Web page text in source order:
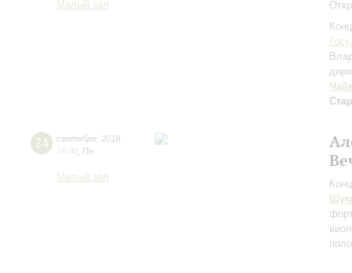
Малый зал
24 сентября 2018
19:00 Пн
Малый зал